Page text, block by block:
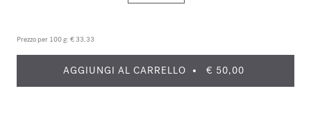
Prezzo per 100 g: € 33,33
AGGIUNGI AL CARRELLO € 50,00